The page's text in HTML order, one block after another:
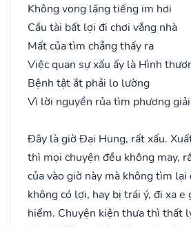
Không vong lặng tiếng im hơi
Cầu tài bất lợi đi chơi vắng nhà
Mất của tìm chẳng thấy ra
Việc quan sự xấu ấy là Hình
Bệnh tật ắt phải lo lường
Vì lời nguyền rủa tìm phương
Đây là giờ Đại Hung, rất xấu.
thì mọi chuyện đều không may,
của vào giờ này mà không tìm lại
không có lợi, hay bị trái ý, đi xa e
hiểm. Chuyện kiện thưa thì thất